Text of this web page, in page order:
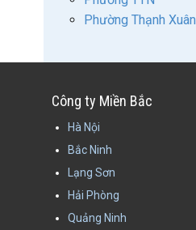
Phường Thạnh Xuân
Công ty Miền Bắc
Hà Nội
Bắc Ninh
Lạng Sơn
Hải Phòng
Quảng Ninh